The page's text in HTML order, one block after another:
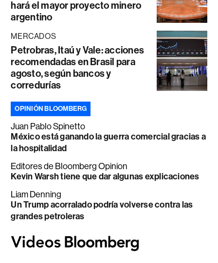
hará el mayor proyecto minero
argentino
MERCADOS
Petrobras, Itaú y Vale: acciones
recomendadas en Brasil para
agosto, según bancos y
corredurías
OPINIÓN BLOOMBERG
Juan Pablo Spinetto
México está ganando la guerra comercial gracias a
la hospitalidad
Editores de Bloomberg Opinion
Kevin Warsh tiene que dar algunas explicaciones
Liam Denning
Un Trump acorralado podría volverse contra las
grandes petroleras